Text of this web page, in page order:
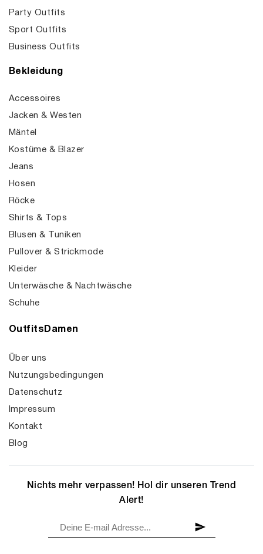
Party Outfits
Sport Outfits
Business Outfits
Bekleidung
Accessoires
Jacken & Westen
Mäntel
Kostüme & Blazer
Jeans
Hosen
Röcke
Shirts & Tops
Blusen & Tuniken
Pullover & Strickmode
Kleider
Unterwäsche & Nachtwäsche
Schuhe
OutfitsDamen
Über uns
Nutzungsbedingungen
Datenschutz
Impressum
Kontakt
Blog
Nichts mehr verpassen! Hol dir unseren Trend
Alert!